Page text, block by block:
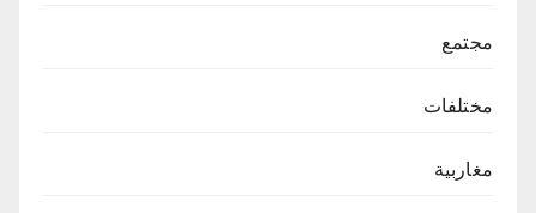
مجتمع
مختلفات
مغاربية